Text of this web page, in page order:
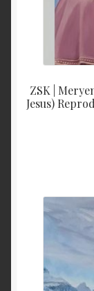
ZSK |
Jesus)